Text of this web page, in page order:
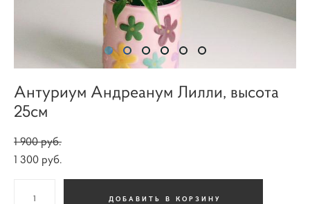
Антуриум Андреанум Лилли, высота
25см
1 900 pуб.
1 300 pуб.
ДОБАВИТЬ В КОРЗИНУ